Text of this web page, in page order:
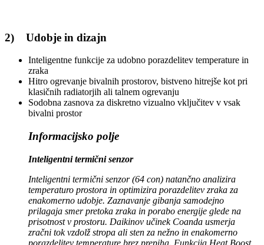
2) Udobje in dizajn
Inteligentne funkcije za udobno porazdelitev temperature in
zraka
Hitro ogrevanje bivalnih prostorov, bistveno hitrejše kot pri
klasičnih radiatorjih ali talnem ogrevanju
Sodobna zasnova za diskretno vizualno vključitev v vsak
bivalni prostor
Informacijsko polje
Inteligentni termični senzor
Inteligentni termični senzor (64 con) natančno analizira
temperaturo prostora in optimizira porazdelitev zraka za
enakomerno udobje. Zaznavanje gibanja samodejno
prilagaja smer pretoka zraka in porabo energije glede na
prisotnost v prostoru. Daikinov učinek Coanda usmerja
zračni tok vzdolž stropa ali sten za nežno in enakomerno
porazdelitev temperature brez prepiha. Funkcija Heat Boost